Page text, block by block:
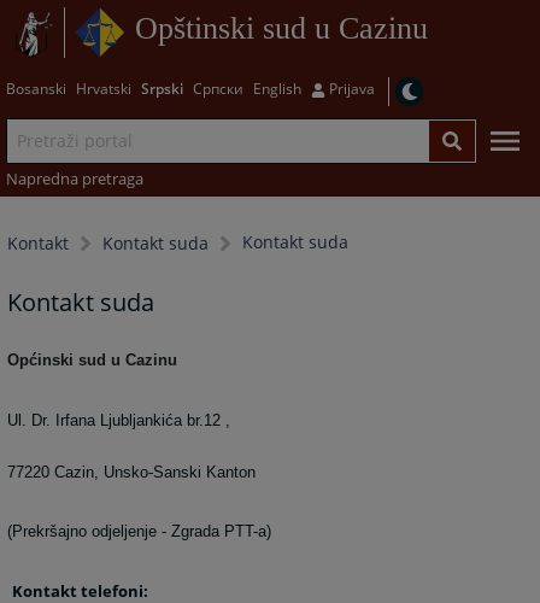
Opštinski sud u Cazinu
Bosanski Hrvatski Srpski Српски English Prijava
Napredna pretraga
Kontakt Kontakt suda Kontakt suda
Kontakt suda
Općinski sud u Cazinu
Ul. Dr. Irfana Ljubljankića br.12 ,
77220 Cazin, Unsko-Sanski Kanton
(Prekršajno odjeljenje - Zgrada PTT-a)
Kontakt telefoni: